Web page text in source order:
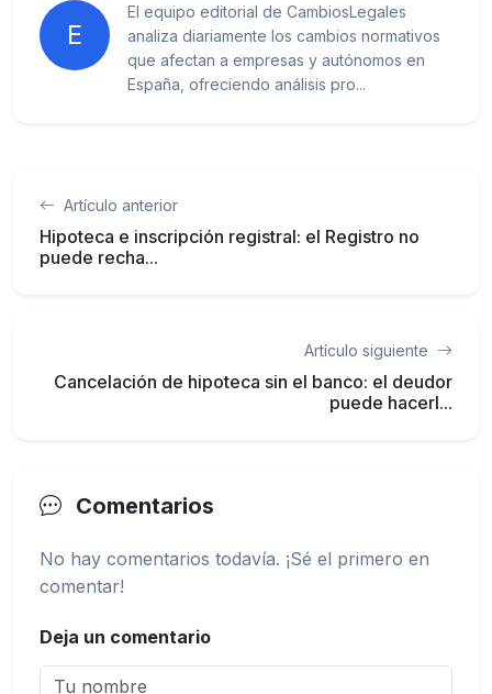
E
El equipo editorial de CambiosLegales
analiza diariamente los cambios normativos
que afectan a empresas y autónomos en
España, ofreciendo análisis pro...
Artículo anterior
Hipoteca e inscripción registral: el Registro no
puede recha...
Artículo siguiente
Cancelación de hipoteca sin el banco: el deudor
puede hacerl...
Comentarios
No hay comentarios todavía. ¡Sé el primero en
comentar!
Deja un comentario